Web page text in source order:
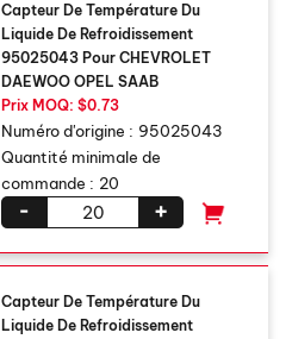
Capteur De Température Du
Liquide De Refroidissement
95025043 Pour CHEVROLET
DAEWOO OPEL SAAB
Prix ​​MOQ: $0.73
Numéro d'origine : 95025043
Quantité minimale de
commande : 20
+
-
Capteur De Température Du
Liquide De Refroidissement